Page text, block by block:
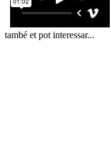
també et pot interessar...